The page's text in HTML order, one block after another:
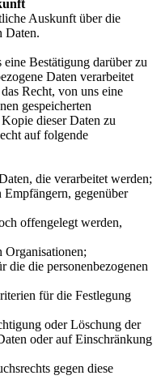
Auskunft über die
Daten.
Bestätigung darüber zu
Daten verarbeitet
Recht, von uns eine
gespeicherten
dieser Daten zu
auf folgende
die verarbeitet werden;
gegenüber
offengelegt werden,
Organisationen;
die die personenbezogenen
für die Festlegung
oder Löschung der
oder auf Einschränkung
gegen diese